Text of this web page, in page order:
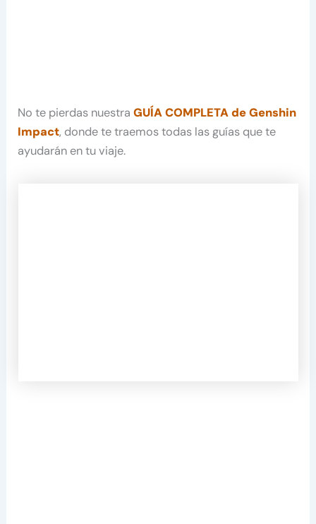
No te pierdas nuestraGUÍA COMPLETA de Genshin
Impact, donde te traemos todas las guías que te
ayudarán en tu viaje.